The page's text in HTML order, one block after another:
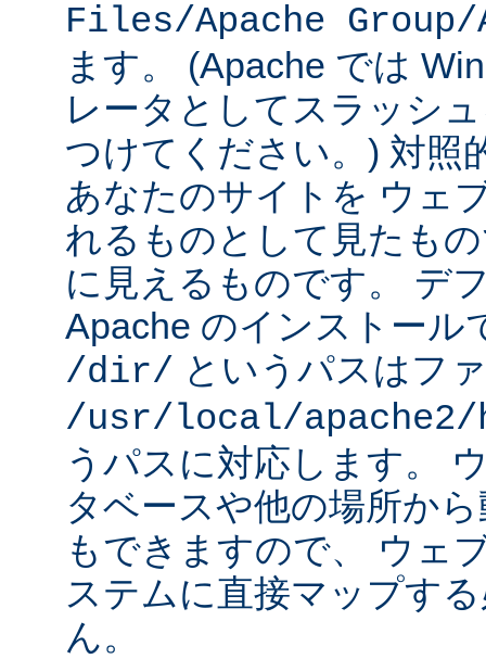
Files/Apache Group/
ます。 (Apache では
レータとしてスラッシ
つけてください。) 対照
あなたのサイトを ウェ
れるものとして見たも
に見えるものです。 デ
Apache のインストール
/dir/ というパスはフ
/usr/local/
うパスに対応します。
タベースや他の場所か
もできますので、 ウェ
ステムに直接マップす
ん。